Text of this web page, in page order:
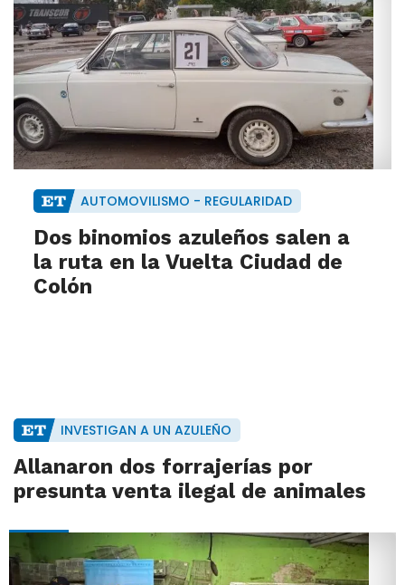
AUTOMOVILISMO - REGULARIDAD
Dos binomios azuleños salen a
la ruta en la Vuelta Ciudad de
Colón
INVESTIGAN A UN AZULEÑO
Allanaron dos forrajerías por
presunta venta ilegal de animales